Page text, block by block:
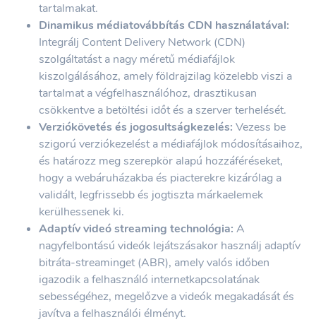
tartalmakat.
Dinamikus médiatovábbítás CDN használatával:
Integrálj Content Delivery Network (CDN)
szolgáltatást a nagy méretű médiafájlok
kiszolgálásához, amely földrajzilag közelebb viszi a
tartalmat a végfelhasználóhoz, drasztikusan
csökkentve a betöltési időt és a szerver terhelését.
Verziókövetés és jogosultságkezelés: Vezess be
szigorú verziókezelést a médiafájlok módosításaihoz,
és határozz meg szerepkör alapú hozzáféréseket,
hogy a webáruházakba és piacterekre kizárólag a
validált, legfrissebb és jogtiszta márkaelemek
kerülhessenek ki.
Adaptív videó streaming technológia: A
nagyfelbontású videók lejátszásakor használj adaptív
bitráta-streaminget (ABR), amely valós időben
igazodik a felhasználó internetkapcsolatának
sebességéhez, megelőzve a videók megakadását és
javítva a felhasználói élményt.